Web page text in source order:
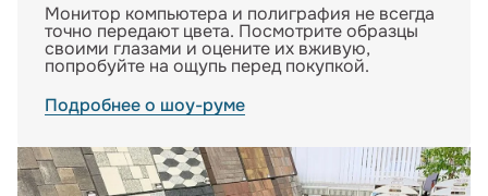
Монитор компьютера и полиграфия не всегда
точно передают цвета. Посмотрите образцы
своими глазами и оцените их вживую,
попробуйте на ощупь перед покупкой.
Подробнее о шоу-руме